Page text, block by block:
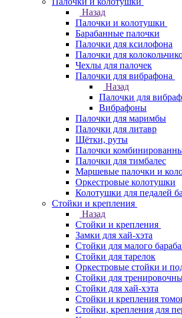
Назад
Палочки и колотушки
Барабанные палочки
Палочки для ксилофона
Палочки для
Чехлы для палочек
Палочки для вибрафона
Назад
Палочки для
Вибрафоны
Палочки для маримбы
Палочки для литавр
Щётки, руты
Палочки
Палочки для тимбалес
Маршевые палочки и
Оркестровые колотушки
Колотушки для педалей
Стойки и крепления
Назад
Стойки и крепления
Замки для хай-хэта
Стойки для малого
Стойки для тарелок
Оркестровые стойки и
Стойки для
Стойки для хай-хэта
Стойки и крепления
Стойки, крепления для